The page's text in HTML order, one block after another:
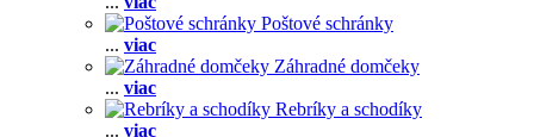
Poštové schránky
... viac
Záhradné domčeky
... viac
Rebríky a schodíky
... viac